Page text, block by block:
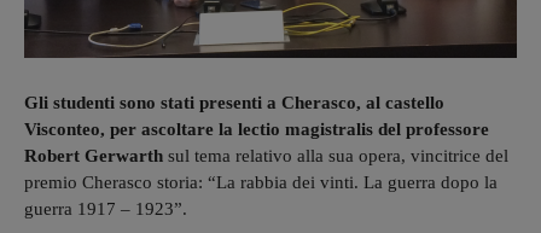
Gli studenti sono stati presenti a Cherasco, al castello
Visconteo, per ascoltare la lectio magistralis del professore
Robert Gerwarth sul tema relativo alla sua opera, vincitrice del
premio Cherasco storia: “La rabbia dei vinti. La guerra dopo la
guerra 1917 – 1923”.